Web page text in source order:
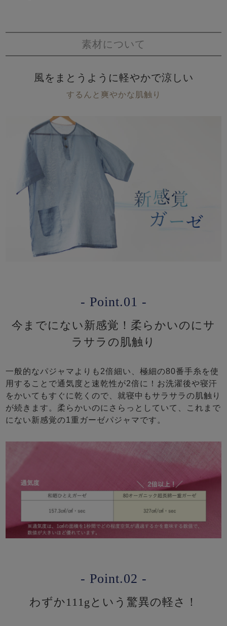
素材について
風をまとうように軽やかで涼しい
するんと爽やかな肌触り
- Point.01 -
今までにない新感覚！柔らかいのにサ
ラサラの肌触り
一般的なパジャマよりも2倍細い、極細の80番手糸を使
用することで通気度と速乾性が2倍に！お洗濯後や寝汗
をかいてもすぐに乾くので、就寝中もサラサラの肌触り
が続きます。柔らかいのにさらっとしていて、これまで
にない新感覚の1重ガーゼパジャマです。
- Point.02 -
わずか111gという驚異の軽さ！